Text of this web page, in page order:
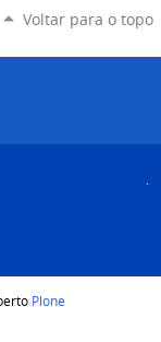
Voltar para o topo
Plone